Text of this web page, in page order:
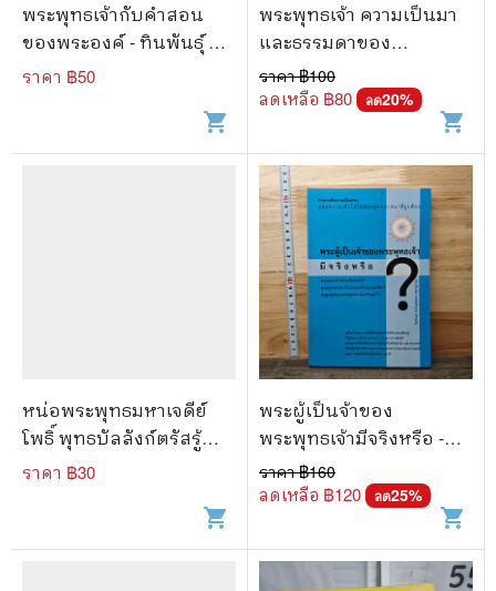
พระพุทธเจ้ากับคำสอน
ของพระองค์ - ทินพันธุ์ นา
คะตะ
ราคา ฿50
shopping_cart
พระพุทธเจ้า ความเป็นมา
และธรรมดาของ
พระพุทธเจ้า - สุภีร์ ทุมทอง
ราคา ฿100
ลดเหลือ ฿80 ลด20%
shopping_cart
หน่อพระพุทธมหาเจดีย์
โพธิ์ พุทธบัลลังก์ตรัสรู้
สัมโพธิญาณ แห่งองค์พระ
ราคา ฿30
shopping_cart
พระผู้เป็นจ้าของ
พระพุทธเจ้ามีจริงหรือ -
พระคัมภีรญาณ อภิปุญโญ
ราคา ฿160
ลดเหลือ ฿120 ลด25%
shopping_cart